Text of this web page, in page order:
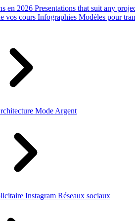
en 2026 Presentations that suit any
vos cours Infographies Modèles pour
Mode Argent
Instagram Réseaux sociaux